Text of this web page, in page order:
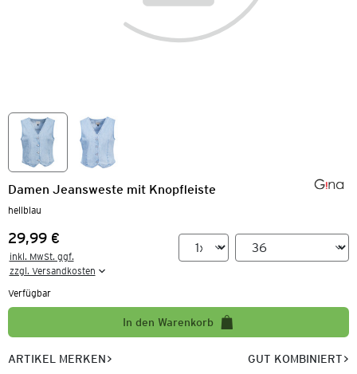
Damen Jeansweste mit Knopfleiste
hellblau
Preis:
29,99 €
inkl. MwSt. ggf.
zzgl. Versandkosten
Verfügbar
In den Warenkorb
ARTIKEL MERKEN GUT KOMBINIERT